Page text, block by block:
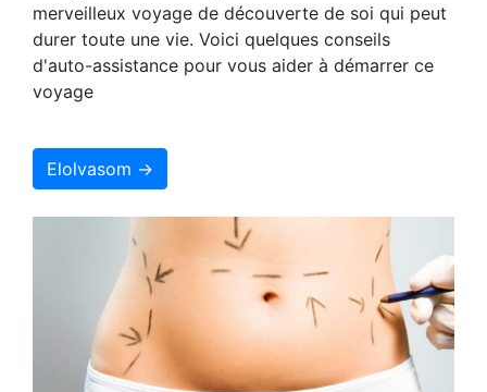
merveilleux voyage de découverte de soi qui peut
durer toute une vie. Voici quelques conseils
d'auto-assistance pour vous aider à démarrer ce
voyage
Elolvasom →